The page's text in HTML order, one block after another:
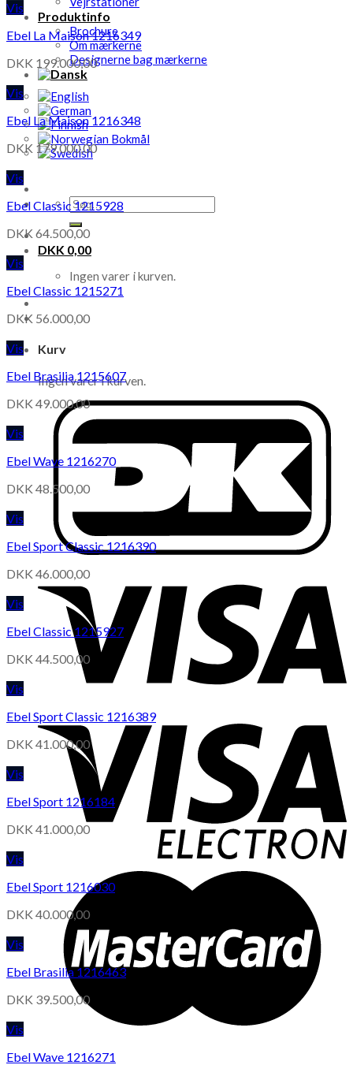
Produktinfo
Brochure
Om mærkerne
Designerne bag mærkerne
Søg
efter:
DKK 0,00
Ingen varer i kurven.
Kurv
Ingen varer i kurven.
Vis
Ebel La Maison 1216349
DKK 199.000,00
Vis
Ebel La Maison 1216348
DKK 179.000,00
Vis
Ebel Classic 1215928
DKK 64.500,00
Vis
Ebel Classic 1215271
DKK 56.000,00
Vis
Ebel Brasilia 1215607
DKK 49.000,00
Vis
Ebel Wave 1216270
DKK 48.500,00
Vis
Ebel Sport Classic 1216390
DKK 46.000,00
Vis
Ebel Classic 1215927
DKK 44.500,00
Vis
Ebel Sport Classic 1216389
DKK 41.000,00
Vis
Ebel Sport 1216184
DKK 41.000,00
Vis
Ebel Sport 1216030
DKK 40.000,00
Vis
Ebel Brasilia 1216463
DKK 39.500,00
Vis
Ebel Wave 1216271